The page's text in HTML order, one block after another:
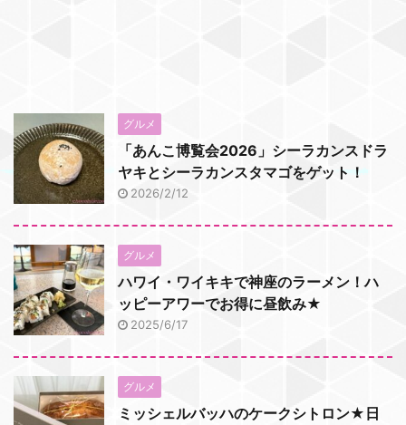
グルメ
「あんこ博覧会2026」シーラカンスドラ
ヤキとシーラカンスタマゴをゲット！
2026/2/12
グルメ
ハワイ・ワイキキで神座のラーメン！ハ
ッピーアワーでお得に昼飲み★
2025/6/17
グルメ
ミッシェルバッハのケークシトロン★日